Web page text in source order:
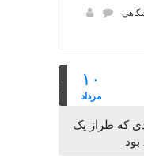
۱۰
مرداد
که طراز یک